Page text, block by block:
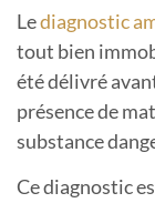
Lediagnostic
tout bien
été délivré
présence de
substance
Ce diagnostic